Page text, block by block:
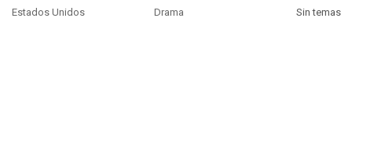
Estados Unidos Drama Sin temas